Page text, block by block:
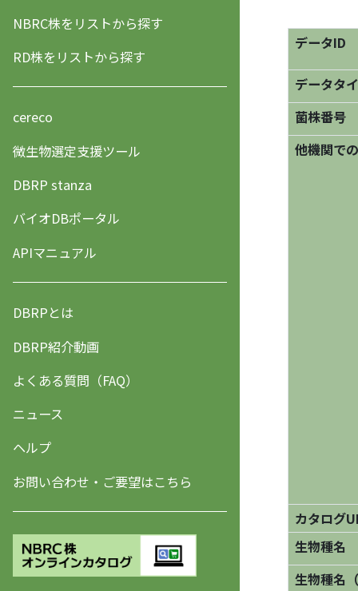
NBRC株をリストから探す
RD株をリストから探す
cereco
微生物選定支援ツール
DBRP stanza
バイオDBポータル
APIマニュアル
DBRPとは
DBRP紹介動画
よくある質問（FAQ）
ニュース
ヘルプ
お問い合わせ・ご要望はこちら
データID
データタ
菌株番号
他機関で
カタログ
生物種名
生物種名